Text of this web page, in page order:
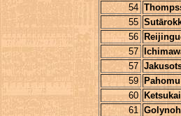
54
55
56
57
57
59
Pahomu
60
61